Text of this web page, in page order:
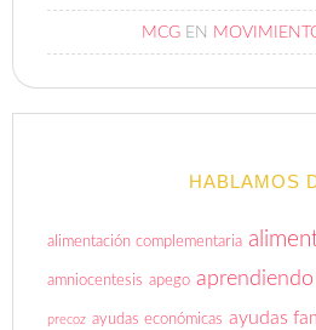
MCGEN
HABLAMOS
alimentación complementaria
amniocentesis apego
precoz ayudas económicas ayudas